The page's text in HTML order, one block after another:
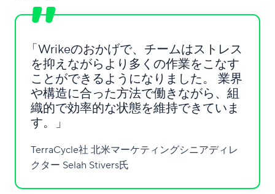
Wrikeのおかげで、チームはストレス
を抑えながらより多くの作業をこなす
ことができるようになりました。 業界
や構造に合った方法で働きながら、組
織的で効率的な状態を維持できていま
す。
TerraCycle社 北米マーケティングシニアディレ
クター Selah Stivers氏